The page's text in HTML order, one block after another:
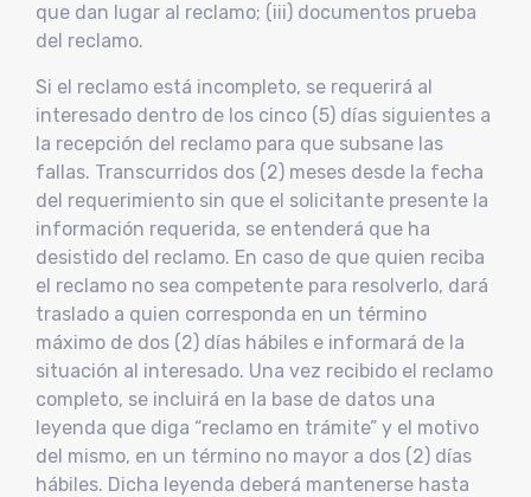
que dan lugar al reclamo; (iii) documentos prueba
del reclamo.
Si el reclamo está incompleto, se requerirá al
interesado dentro de los cinco (5) días siguientes a
la recepción del reclamo para que subsane las
fallas. Transcurridos dos (2) meses desde la fecha
del requerimiento sin que el solicitante presente la
información requerida, se entenderá que ha
desistido del reclamo. En caso de que quien reciba
el reclamo no sea competente para resolverlo, dará
traslado a quien corresponda en un término
máximo de dos (2) días hábiles e informará de la
situación al interesado. Una vez recibido el reclamo
completo, se incluirá en la base de datos una
leyenda que diga “reclamo en trámite” y el motivo
del mismo, en un término no mayor a dos (2) días
hábiles. Dicha leyenda deberá mantenerse hasta